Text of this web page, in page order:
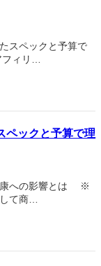
スペックと予算で
ィリ…
ペックと予算で理
康への影響とは ※
て商…